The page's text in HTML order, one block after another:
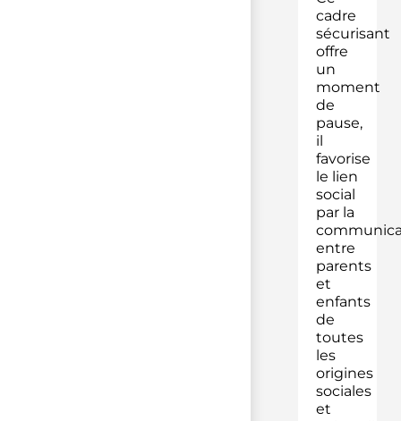
cadre
sécurisant
offre
un
moment
de
pause,
il
favorise
le lien
social
par la
entre
parents
et
enfants
de
toutes
les
origines
sociales
et